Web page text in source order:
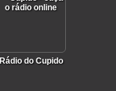
Rádio do Cupido